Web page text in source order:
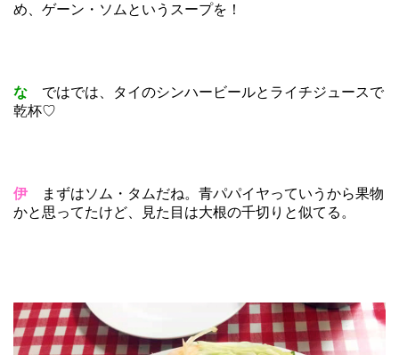
め、ゲーン・ソムというスープを！
な ではでは、タイのシンハービールとライチジュースで
乾杯♡
伊 まずはソム・タムだね。青パパイヤっていうから果物
かと思ってたけど、見た目は大根の千切りと似てる。